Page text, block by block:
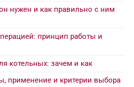
нужен и как правильно с ним
принцип работы и
котельных: зачем и как
применение и критерии выбора